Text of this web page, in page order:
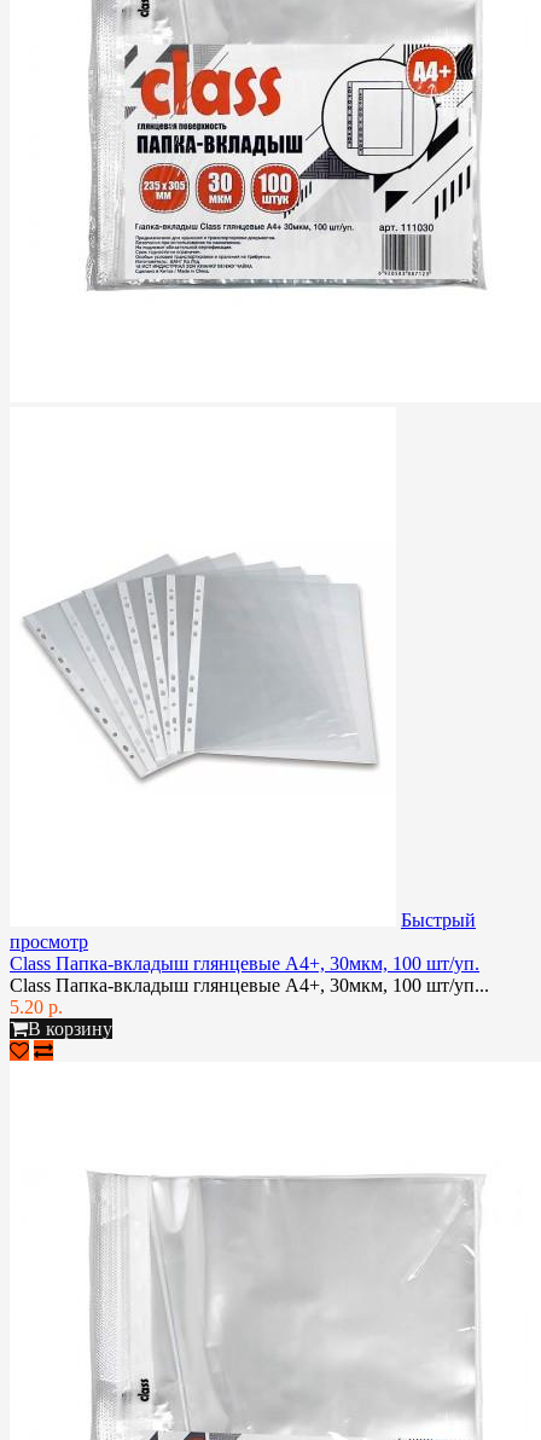
Быстрый
просмотр
Class Папка-вкладыш глянцевые А4+, 30мкм, 100 шт/уп.
Class Папка-вкладыш глянцевые А4+, 30мкм, 100 шт/уп...
5.20 р.
В корзину